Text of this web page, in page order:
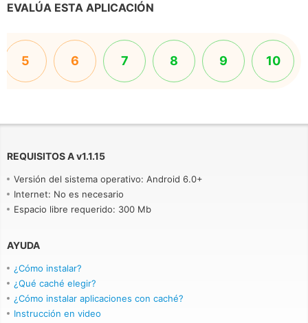
EVALÚA ESTA APLICACIÓN
5 6 7 8 9 10
REQUISITOS Av1.1.15
Versión del sistema operativo: Android 6.0+
Internet: No es necesario
Espacio libre requerido: 300 Mb
AYUDA
¿Cómo instalar?
¿Qué caché elegir?
¿Cómo instalar aplicaciones con caché?
Instrucción en video